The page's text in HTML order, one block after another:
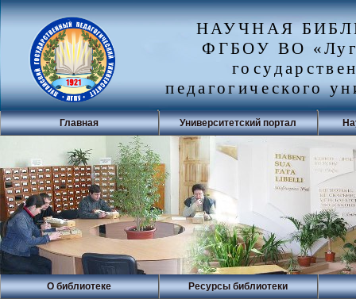
НАУЧНАЯ
ФГБОУ ВО
педагогического
Главная Университетский портал
О библиотеке Ресурсы библиотеки